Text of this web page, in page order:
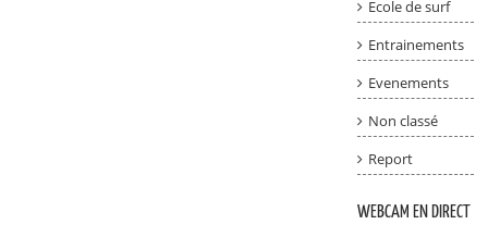
Ecole de surf
Entrainements
Evenements
Non classé
Report
WEBCAM EN DIRECT